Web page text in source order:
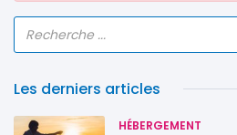
Les derniers articles
HÉBERGEMENT